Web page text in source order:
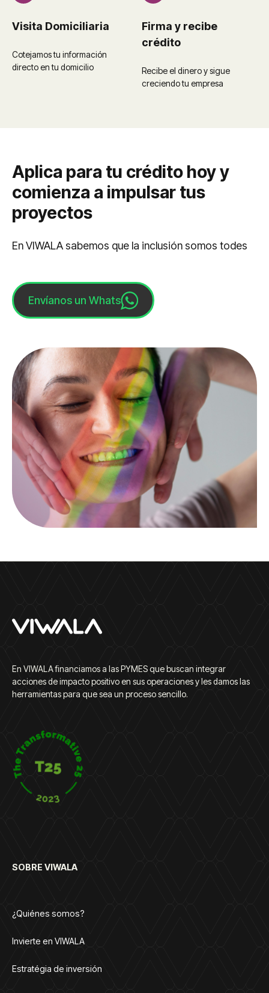
Visita Domiciliaria
Cotejamos tu información
directo en tu domicilio
Firma y recibe
crédito
Recibe el dinero y sigue
creciendo tu empresa
Aplica para tu crédito hoy y
comienza a impulsar tus
proyectos
En VIWALA sabemos que la inclusión somos todes
Envíanos un Whats
En VIWALA financiamos a las PYMES que buscan integrar
acciones de impacto positivo en sus operaciones y les damos las
herramientas para que sea un proceso sencillo.
SOBRE VIWALA
¿Quiénes somos?
Invierte en VIWALA
Estratégia de inversión